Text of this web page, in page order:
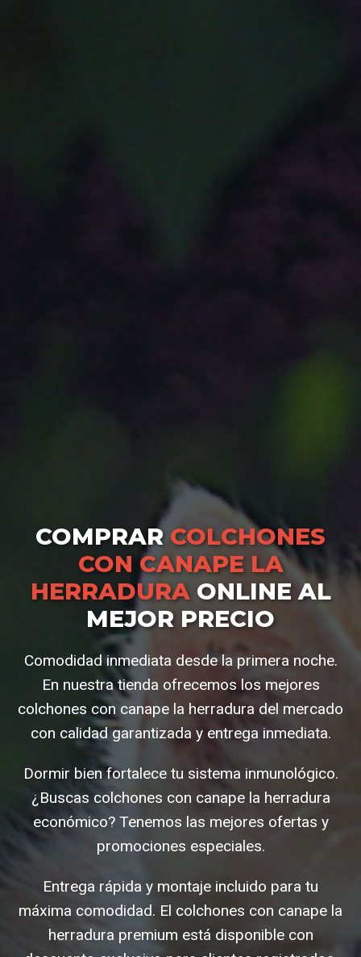
COMPRAR COLCHONES
CON CANAPE LA
HERRADURAONLINE AL
MEJOR PRECIO
Comodidad inmediata desde la primera noche.
En nuestra tienda ofrecemos los mejores
colchones con canape la herradura del mercado
con calidad garantizada y entrega inmediata.
Dormir bien fortalece tu sistema inmunológico.
¿Buscas colchones con canape la herradura
económico? Tenemos las mejores ofertas y
promociones especiales.
Entrega rápida y montaje incluido para tu
máxima comodidad. El colchones con canape la
herradura premium está disponible con